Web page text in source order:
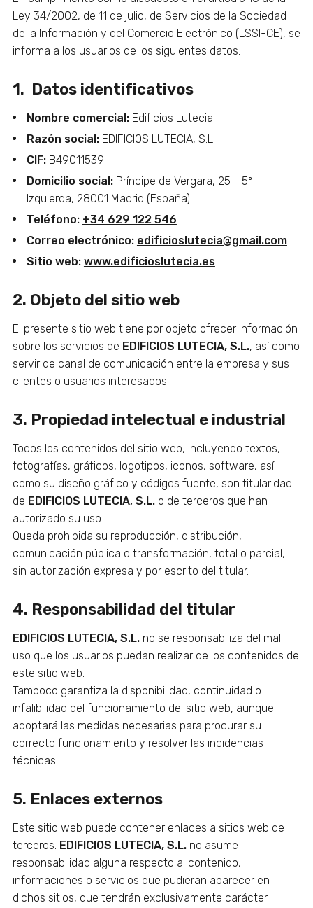
Ley 34/2002, de 11 de julio, de Servicios de la Sociedad
de la Información y del Comercio Electrónico (LSSI-CE), se
informa a los usuarios de los siguientes datos:
1. Datos identificativos
Nombre comercial:Edificios Lutecia
Razón social:EDIFICIOS LUTECIA, S.L.
CIF:B49011539
Domicilio social:Príncipe de Vergara, 25 - 5º
Izquierda, 28001 Madrid (España)
Teléfono: +34 629 122 546
Correo electrónico: edificioslutecia@gmail.com
Sitio web: www.edificioslutecia.es
2. Objeto del sitio web
El presente sitio web tiene por objeto ofrecer información
sobre los servicios de EDIFICIOS LUTECIA, S.L., así como
servir de canal de comunicación entre la empresa y sus
clientes o usuarios interesados.
3. Propiedad intelectual e industrial
Todos los contenidos del sitio web, incluyendo textos,
fotografías, gráficos, logotipos, iconos, software, así
como su diseño gráfico y códigos fuente, son titularidad
de EDIFICIOS LUTECIA, S.L.o de terceros que han
autorizado su uso.
Queda prohibida su reproducción, distribución,
comunicación pública o transformación, total o parcial,
sin autorización expresa y por escrito del titular.
4. Responsabilidad del titular
EDIFICIOS LUTECIA, S.L.no se responsabiliza del mal
uso que los usuarios puedan realizar de los contenidos de
este sitio web.
Tampoco garantiza la disponibilidad, continuidad o
infalibilidad del funcionamiento del sitio web, aunque
adoptará las medidas necesarias para procurar su
correcto funcionamiento y resolver las incidencias
técnicas.
5. Enlaces externos
Este sitio web puede contener enlaces a sitios web de
terceros. EDIFICIOS LUTECIA, S.L.no asume
responsabilidad alguna respecto al contenido,
informaciones o servicios que pudieran aparecer en
dichos sitios, que tendrán exclusivamente carácter